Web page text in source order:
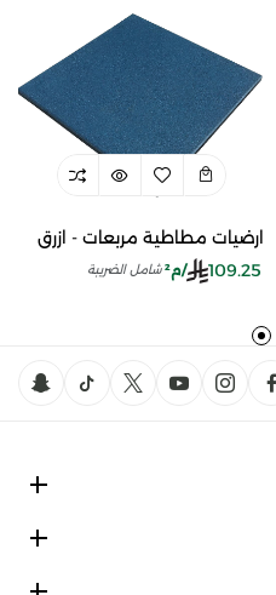
ارضيات مطاطية مربعات - ازرق
109.25
/م² شامل الضريبة